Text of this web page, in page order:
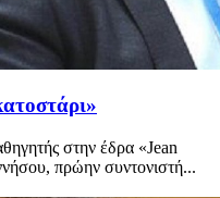
στην έδρα «Jean
πρώην συντονιστή...